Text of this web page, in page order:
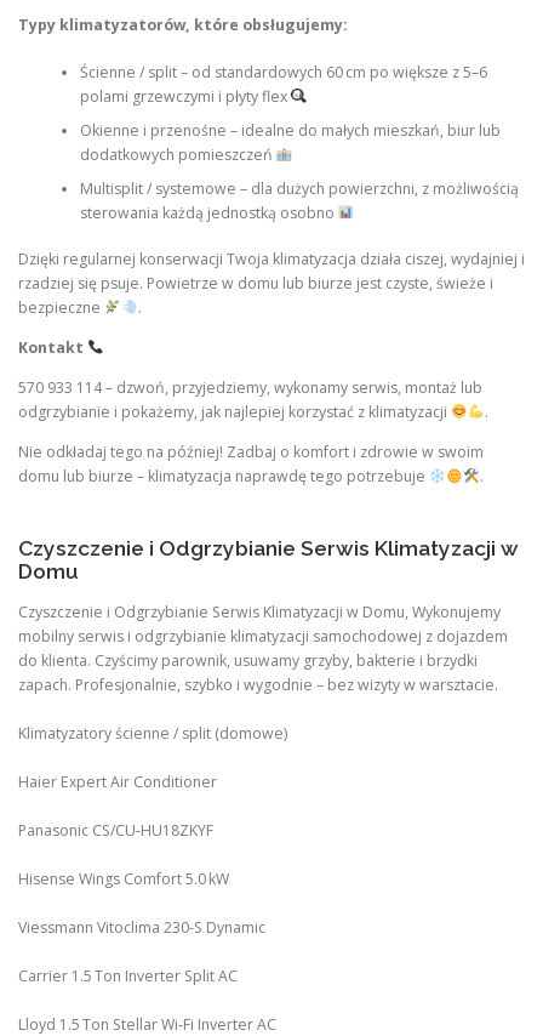
Typy klimatyzatorów, które obsługujemy:
Ścienne / split – od standardowych 60 cm po większe z 5–6
polami grzewczymi i płyty flex
Okienne i przenośne – idealne do małych mieszkań, biur lub
dodatkowych pomieszczeń
Multisplit / systemowe – dla dużych powierzchni, z możliwością
sterowania każdą jednostką osobno
Dzięki regularnej konserwacji Twoja klimatyzacja działa ciszej, wydajniej i
rzadziej się psuje. Powietrze w domu lub biurze jest czyste, świeże i
bezpieczne
.
Kontakt
570 933 114 – dzwoń, przyjedziemy, wykonamy serwis, montaż lub
odgrzybianie i pokażemy, jak najlepiej korzystać z klimatyzacji
.
Nie odkładaj tego na później! Zadbaj o komfort i zdrowie w swoim
domu lub biurze – klimatyzacja naprawdę tego potrzebuje
.
Czyszczenie i Odgrzybianie Serwis Klimatyzacji w
Domu
Czyszczenie i Odgrzybianie Serwis Klimatyzacji w Domu, Wykonujemy
mobilny serwis i odgrzybianie klimatyzacji samochodowej z dojazdem
do klienta. Czyścimy parownik, usuwamy grzyby, bakterie i brzydki
zapach. Profesjonalnie, szybko i wygodnie – bez wizyty w warsztacie.
Klimatyzatory ścienne / split (domowe)
Haier Expert Air Conditioner
Panasonic CS/CU‑HU18ZKYF
Hisense Wings Comfort 5.0 kW
Viessmann Vitoclima 230‑S Dynamic
Carrier 1.5 Ton Inverter Split AC
Lloyd 1.5 Ton Stellar Wi‑Fi Inverter AC